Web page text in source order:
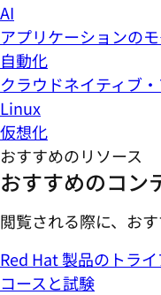
AI
アプリケーションの
自動化
クラウドネイティブ
Linux
仮想化
おすすめのリソース
おすすめのコン
閲覧される際に、お
Red Hat 製品のトラ
コースと試験